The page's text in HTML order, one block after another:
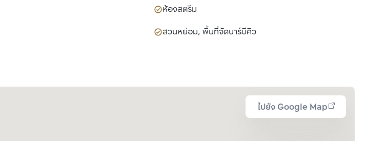
ห้องสตรีม
สวนหย่อม, พื้นที่จัดบาร์บีคิว
ไปยัง Google Map